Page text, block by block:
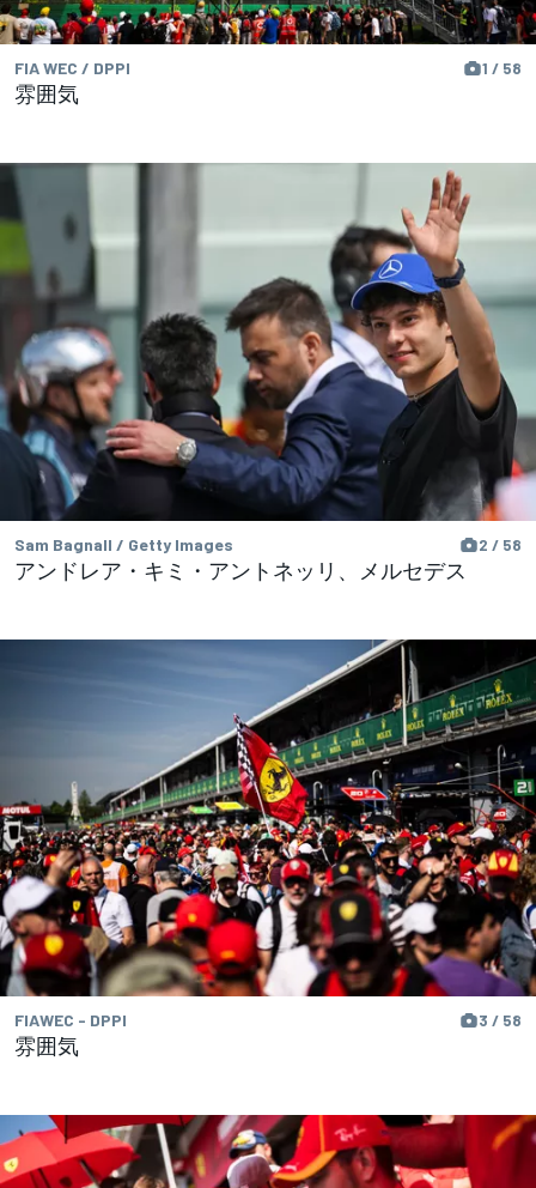
FIA WEC / DPPI 1 / 58
雰囲気
Sam Bagnall / Getty Images 2 / 58
アンドレア・キミ・アントネッリ、メルセデス
FIAWEC - DPPI 3 / 58
雰囲気